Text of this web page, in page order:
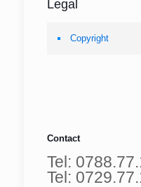
Legal
Copyright
Contact
Tel:
Tel: